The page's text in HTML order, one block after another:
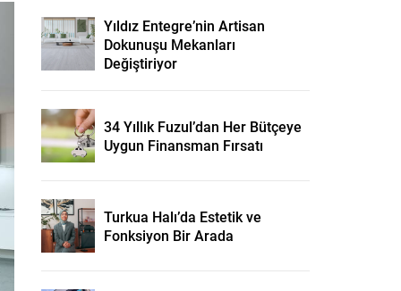
Yıldız Entegre’nin Artisan
Dokunuşu Mekanları
Değiştiriyor
34 Yıllık Fuzul’dan Her Bütçeye
Uygun Finansman Fırsatı
Turkua Halı’da Estetik ve
Fonksiyon Bir Arada